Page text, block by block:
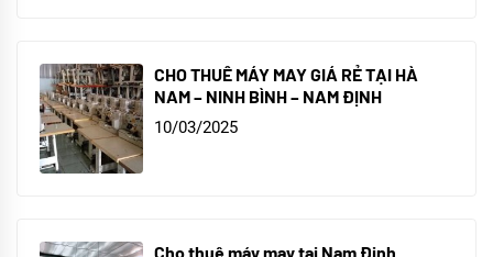
CHO THUÊ MÁY MAY GIÁ RẺ TẠI HÀ
NAM – NINH BÌNH – NAM ĐỊNH
10/03/2025
Cho thuê máy may tại Nam Định